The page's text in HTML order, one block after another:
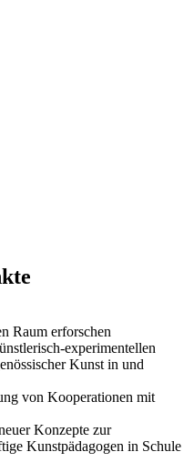
Raum erforschen
experimentellen
Kunst in und
von Kooperationen mit
Konzepte zur
Kunstpädagogen in Schule